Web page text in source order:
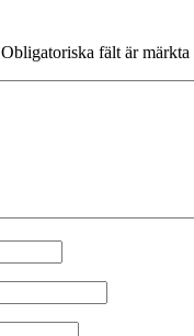
Obligatoriska fält är märkta